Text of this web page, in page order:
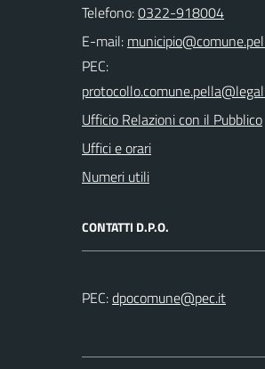
Telefono:0322-918004
E-mail:
PEC:
Ufficio Relazioni con il Pubblico
Uffici e orari
Numeri utili
CONTATTI D.P.O.
PEC: